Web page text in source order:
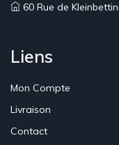
60 Rue de
Liens
Mon Compte
Livraison
Contact